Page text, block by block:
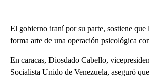
El gobierno iraní por su parte, sostiene que
forma arte de una operación psicológica
En caracas, Diosdado Cabello,
Socialista Unido de Venezuela, aseguró